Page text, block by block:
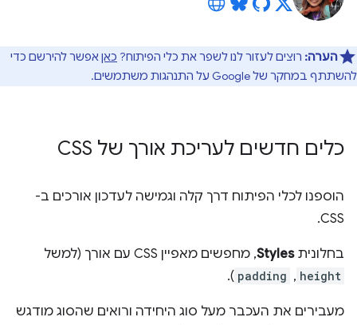
הערה: רוצים לעזור לנו לשפר את כלי הפיתוח? כאןאפשר להירשם כדי
להשתתף במחקר של Google על התנהגות משתמשים.
כלים חדשים לעריכת אורך של CSS
הוספנו לכלי הפיתוח דרך קלה וגמישה לעדכון אורכים ב-
CSS.
בחלוניתStyles, מחפשים מאפיין CSS עם אורך (למשל
height
,
padding
).
מעבירים את העכבר מעל סוג היחידה ורואים שהסוג מודגש